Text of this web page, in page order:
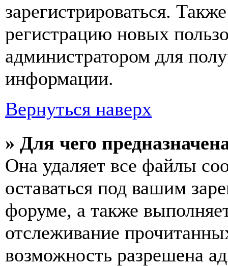
зарегистрироваться.
регистрацию новых
администратором для
информации.
Вернуться наверх
» Для чего
Она удаляет все файлы
оставаться под вашим
форуме, а также
отслеживание
возможность разрешена